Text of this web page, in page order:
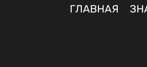
ГЛАВНАЯ